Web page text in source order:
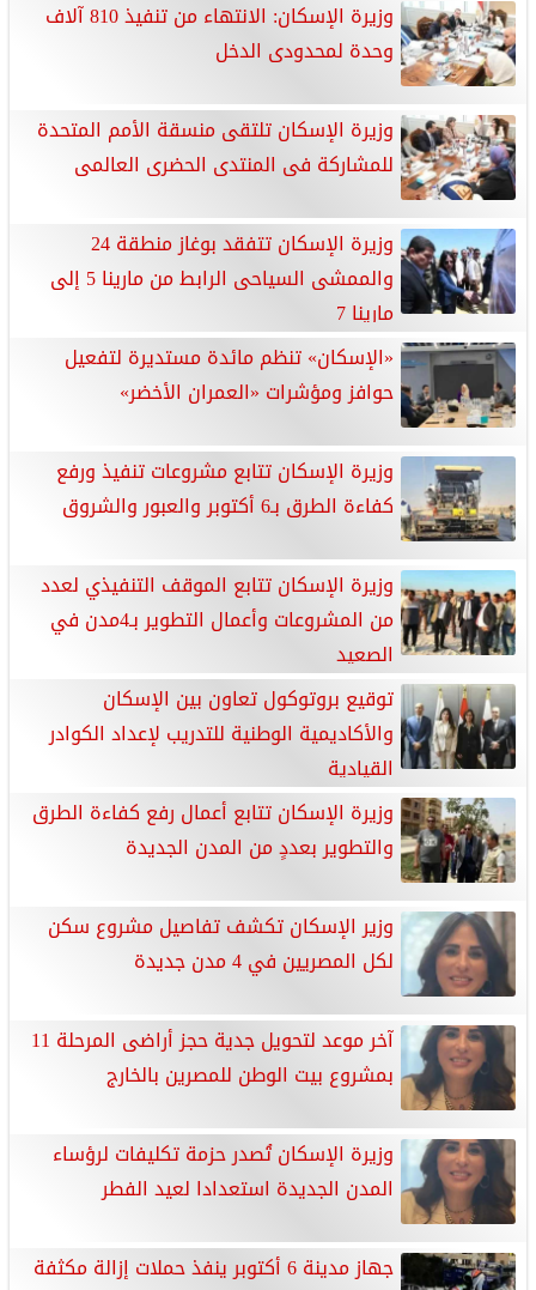
وزيرة الإسكان: الانتهاء من تنفيذ 810 آلاف
وحدة لمحدودى الدخل
وزيرة الإسكان تلتقى منسقة الأمم المتحدة
للمشاركة فى المنتدى الحضرى العالمى
وزيرة الإسكان تتفقد بوغاز منطقة 24
والممشى السياحى الرابط من مارينا 5 إلى
مارينا 7
«الإسكان» تنظم مائدة مستديرة لتفعيل
حوافز ومؤشرات «العمران الأخضر»
وزيرة الإسكان تتابع مشروعات تنفيذ ورفع
كفاءة الطرق بـ6 أكتوبر والعبور والشروق
وزيرة الإسكان تتابع الموقف التنفيذي لعدد
من المشروعات وأعمال التطوير بـ4مدن في
الصعيد
توقيع بروتوكول تعاون بين الإسكان
والأكاديمية الوطنية للتدريب لإعداد الكوادر
القيادية
وزيرة الإسكان تتابع أعمال رفع كفاءة الطرق
والتطوير بعددٍ من المدن الجديدة
وزير الإسكان تكشف تفاصيل مشروع سكن
لكل المصريين في 4 مدن جديدة
آخر موعد لتحويل جدية حجز أراضى المرحلة 11
بمشروع بيت الوطن للمصرين بالخارج
وزيرة الإسكان تُصدر حزمة تكليفات لرؤساء
المدن الجديدة استعدادا لعيد الفطر
جهاز مدينة 6 أكتوبر ينفذ حملات إزالة مكثفة